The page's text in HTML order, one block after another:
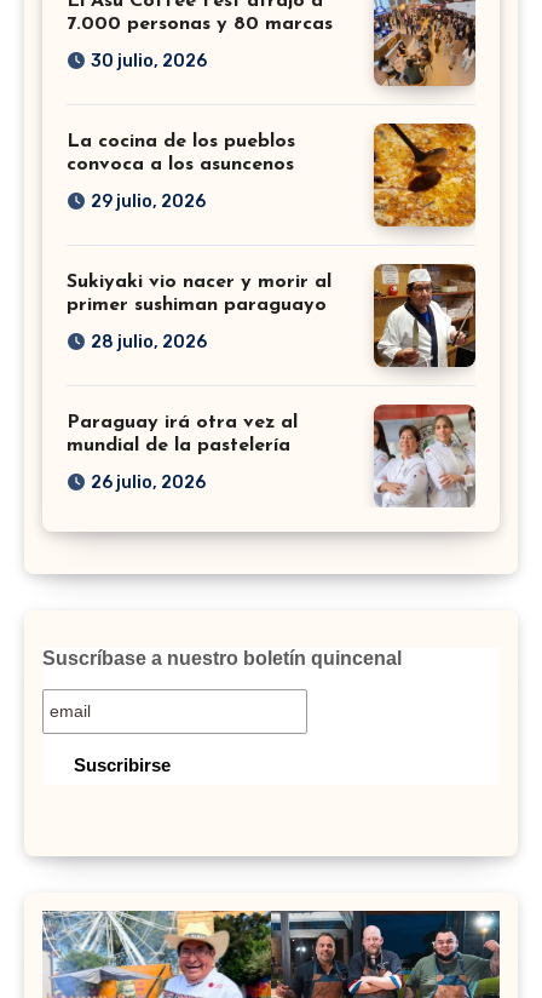
7.000 personas y 80 marcas
30 julio, 2026
La cocina de los pueblos
convoca a los asuncenos
29 julio, 2026
Sukiyaki vio nacer y morir al
primer sushiman paraguayo
28 julio, 2026
Paraguay irá otra vez al
mundial de la pastelería
26 julio, 2026
Suscríbase a nuestro boletín quincenal